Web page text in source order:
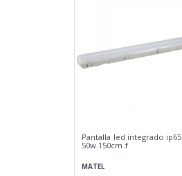
Pantalla led integrado ip65
50w.150cm.f
MATEL